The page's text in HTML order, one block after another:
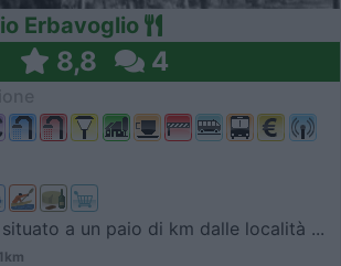
Erbavoglio
8,8 4
a un paio di km dalle località ...